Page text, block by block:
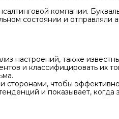
компании.
состоянии и
настроений, также
и классифицировать их
чтобы
и показывает,